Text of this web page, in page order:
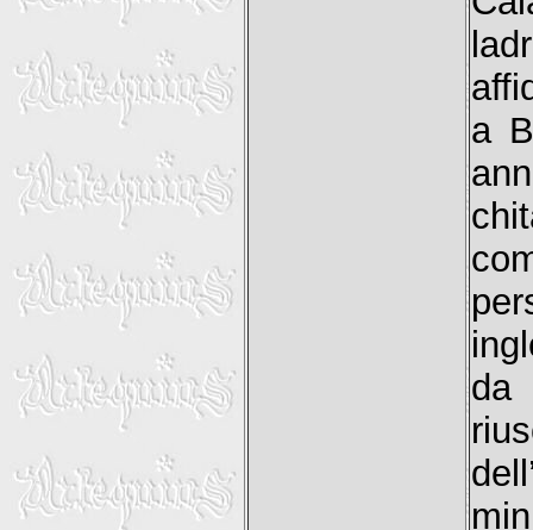
a
da